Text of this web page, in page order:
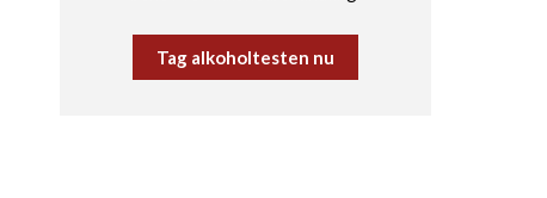
Tag alkoholtesten nu